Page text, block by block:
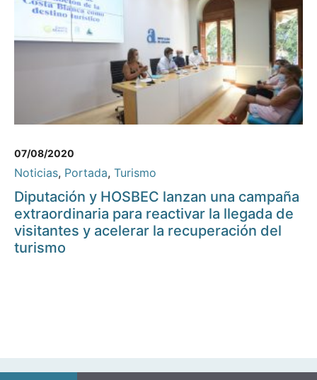
07/08/2020
Noticias, Portada, Turismo
Diputación y HOSBEC lanzan una campaña
extraordinaria para reactivar la llegada de
visitantes y acelerar la recuperación del
turismo